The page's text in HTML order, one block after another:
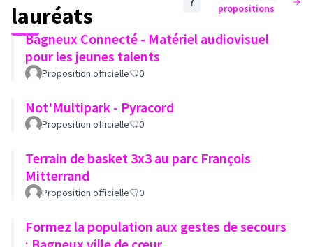
lauréats
propositions
Bagneux Connecté - Matériel audiovisuel
pour les jeunes talents
Proposition officielle 0
Not'Multipark - Pyracord
Proposition officielle 0
Terrain de basket 3x3 au parc François
Mitterrand
Proposition officielle 0
Formez la population aux gestes de secours